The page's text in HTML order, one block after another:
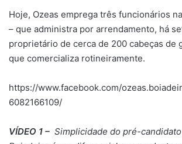
Hoje, Ozeas emprega três funcionários
– que administra por arrendamento, há
proprietário de cerca de 200 cabeças de
que comercializa rotineiramente.
https://www.facebook.com/
6082166109/
VÍDEO 1 – Simplicidade do pré-